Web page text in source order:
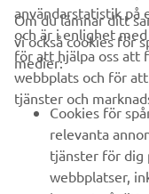
FÖRETAG
B2B
UTFORSKA
användarstatistik
och är i enlighet
för att hjälpa oss att
webbplats och för
tjänster och
Om du lämnar ditt
vi också cookies för
medier:
Cookies för
relevanta
tjänster för dig
webbplatser,